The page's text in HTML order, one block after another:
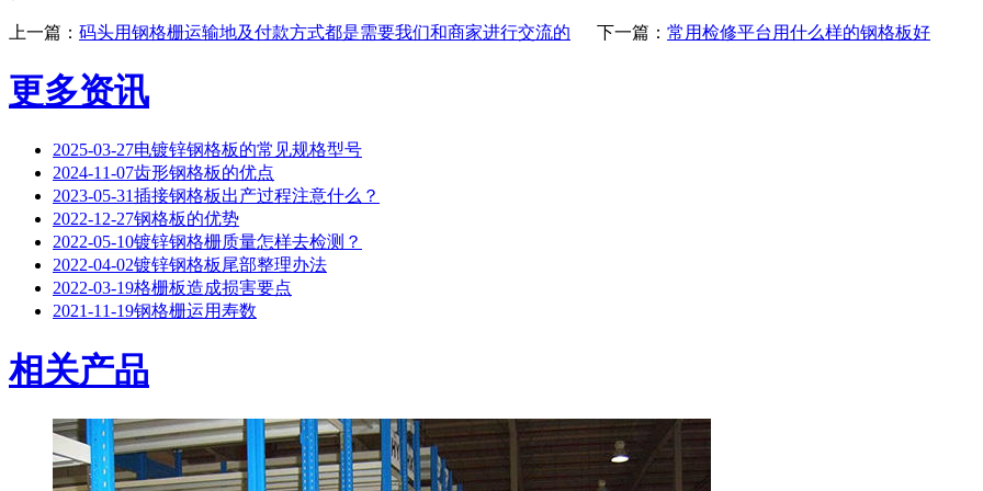
上一篇： 码头用钢格栅运输地及付款方式都是需要我们和商家进行交流的 下一篇： 常用检修平台用什么样的钢格板好
更多资讯
2025-03-27电镀锌钢格板的常见规格型号
2024-11-07齿形钢格板的优点
2023-05-31插接钢格板出产过程注意什么？
2022-12-27钢格板的优势
2022-05-10镀锌钢格栅质量怎样去检测？
2022-04-02镀锌钢格板尾部整理办法
2022-03-19格栅板造成损害要点
2021-11-19钢格栅运用寿数
相关产品